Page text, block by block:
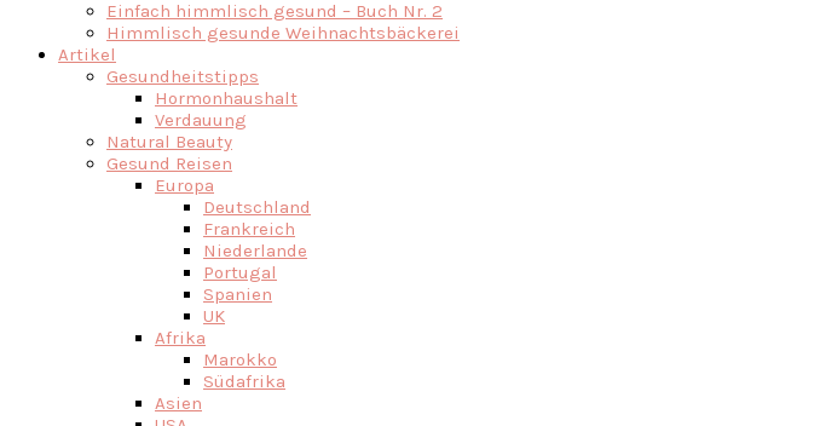
Einfach himmlisch gesund – Buch Nr. 2
Himmlisch gesunde Weihnachtsbäckerei
Artikel
Gesundheitstipps
Hormonhaushalt
Verdauung
Natural Beauty
Gesund Reisen
Europa
Deutschland
Frankreich
Niederlande
Portugal
Spanien
UK
Afrika
Marokko
Südafrika
Asien